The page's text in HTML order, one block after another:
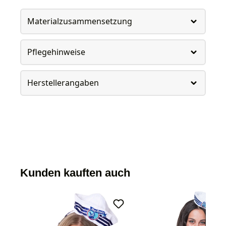
Materialzusammensetzung
Pflegehinweise
Herstellerangaben
Kunden kauften auch